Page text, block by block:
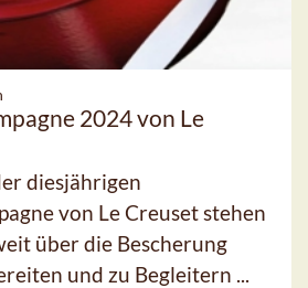
2024 von Le
diesjährigen
von Le Creuset stehen
über die Bescherung
und zu Begleitern ...